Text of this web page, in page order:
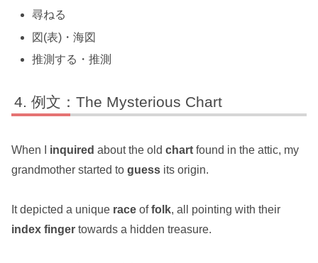
尋ねる
図(表)・海図
推測する・推測
例文：The Mysterious Chart
When I inquired about the old chart found in the attic, my
grandmother started to guess its origin.
It depicted a unique race offolk, all pointing with their
index finger towards a hidden treasure.